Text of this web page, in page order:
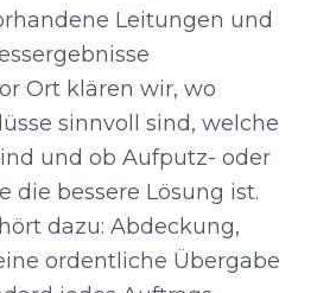
Leitungen und
Ort klären wir, wo
sinnvoll sind, welche
und ob Aufputz- oder
die bessere Lösung ist.
dazu: Abdeckung,
ordentliche Übergabe